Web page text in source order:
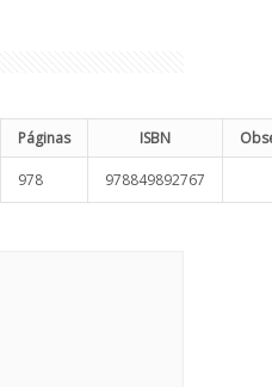
Páginas ISBN
978 978849892767